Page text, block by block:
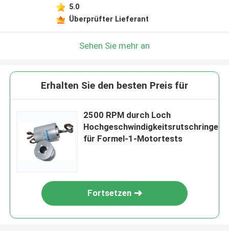
5.0
Überprüfter Lieferant
Sehen Sie mehr an
Erhalten Sie den besten Preis für
2500 RPM durch Loch
Hochgeschwindigkeitsrutschringe
für Formel-1-Motortests
Fortsetzen